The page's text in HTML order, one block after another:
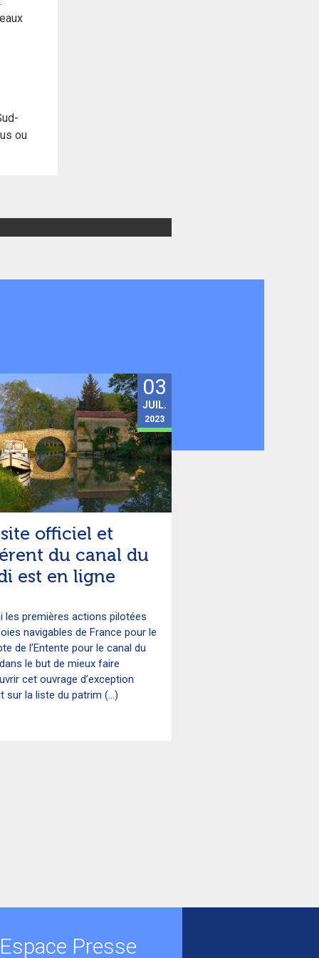
ou
officiel et
du canal du
est en ligne
les premières actions pilotées
navigables de France pour le
de l’Entente pour le canal du
le but de mieux faire
cet ouvrage d’exception
sur la liste du patrim (...)
03
JUIL.
2023
Espace Presse